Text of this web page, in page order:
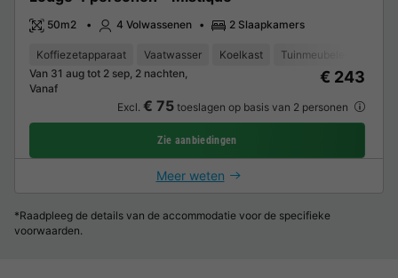
50m2 4 Volwassenen 2 Slaapkamers
Koffiezetapparaat Vaatwasser Koelkast Tuinmeubelen
Van 31 aug tot 2 sep, 2 nachten,
Vanaf
€ 243
Excl. € 75toeslagen op basis van 2 personen
Zie aanbiedingen
Meer weten
*Raadpleeg de details van de accommodatie voor de specifieke
voorwaarden.